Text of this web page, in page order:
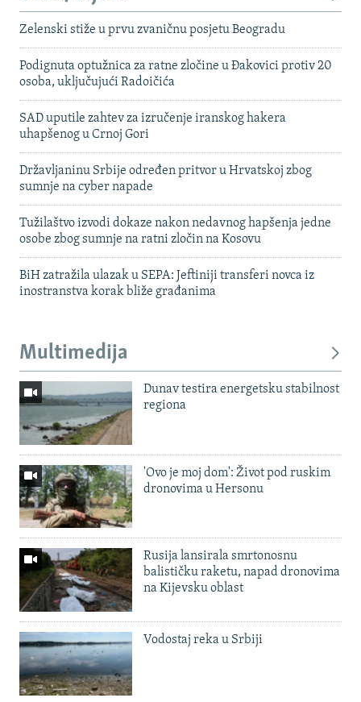
Zelenski stiže u prvu zvaničnu posjetu Beogradu
Podignuta optužnica za ratne zločine u Đakovici protiv 20
osoba, uključujući Radoičića
SAD uputile zahtev za izručenje iranskog hakera
uhapšenog u Crnoj Gori
Državljaninu Srbije određen pritvor u Hrvatskoj zbog
sumnje na cyber napade
Tužilaštvo izvodi dokaze nakon nedavnog hapšenja jedne
osobe zbog sumnje na ratni zločin na Kosovu
BiH zatražila ulazak u SEPA: Jeftiniji transferi novca iz
inostranstva korak bliže građanima
Multimedija
Dunav testira energetsku stabilnost
regiona
'Ovo je moj dom': Život pod ruskim
dronovima u Hersonu
Rusija lansirala smrtonosnu
balističku raketu, napad dronovima
na Kijevsku oblast
Vodostaj reka u Srbiji